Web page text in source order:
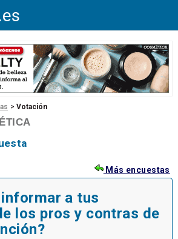
>Votación
Más encuestas
a tus
los pros y contras de